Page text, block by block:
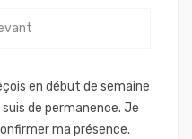
en début de semaine
suis de permanence. Je
ma présence.